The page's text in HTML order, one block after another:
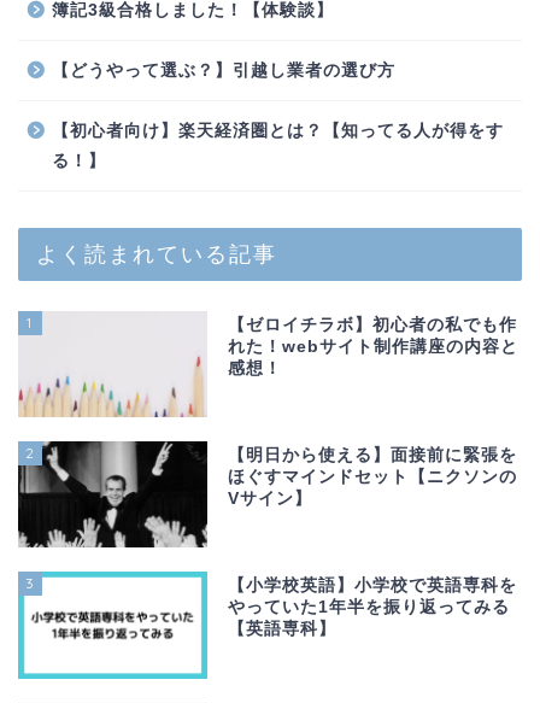
簿記3級合格しました！【体験談】
【どうやって選ぶ？】引越し業者の選び方
【初心者向け】楽天経済圏とは？【知ってる人が得をす
る！】
よく読まれている記事
1
【ゼロイチラボ】初心者の私でも作
れた！webサイト制作講座の内容と
感想！
2
【明日から使える】面接前に緊張を
ほぐすマインドセット【ニクソンの
Vサイン】
3
【小学校英語】小学校で英語専科を
やっていた1年半を振り返ってみる
【英語専科】